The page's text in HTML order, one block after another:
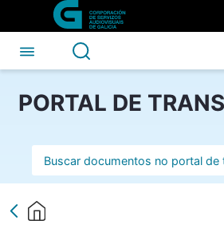
Skip to Main Content
CASTELAO - CSAG
PORTAL DE
Barra de busca